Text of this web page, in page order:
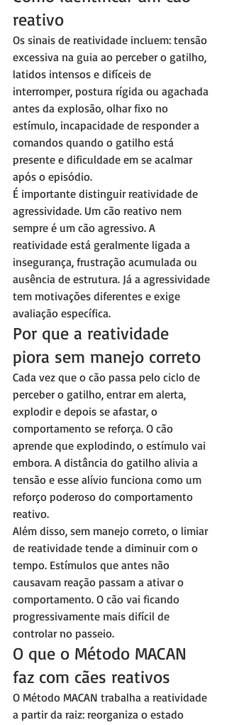
reativo
Os sinais de reatividade incluem: tensão
excessiva na guia ao perceber o gatilho,
latidos intensos e difíceis de
interromper, postura rígida ou agachada
antes da explosão, olhar fixo no
estímulo, incapacidade de responder a
comandos quando o gatilho está
presente e dificuldade em se acalmar
após o episódio.
É importante distinguir reatividade de
agressividade. Um cão reativo nem
sempre é um cão agressivo. A
reatividade está geralmente ligada a
insegurança, frustração acumulada ou
ausência de estrutura. Já a agressividade
tem motivações diferentes e exige
avaliação específica.
Por que a reatividade
piora sem manejo correto
Cada vez que o cão passa pelo ciclo de
perceber o gatilho, entrar em alerta,
explodir e depois se afastar, o
comportamento se reforça. O cão
aprende que explodindo, o estímulo vai
embora. A distância do gatilho alivia a
tensão e esse alívio funciona como um
reforço poderoso do comportamento
reativo.
Além disso, sem manejo correto, o limiar
de reatividade tende a diminuir com o
tempo. Estímulos que antes não
causavam reação passam a ativar o
comportamento. O cão vai ficando
progressivamente mais difícil de
controlar no passeio.
O que o Método MACAN
faz com cães reativos
O Método MACAN trabalha a reatividade
a partir da raiz: reorganiza o estado